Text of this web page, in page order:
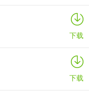
下载
下载